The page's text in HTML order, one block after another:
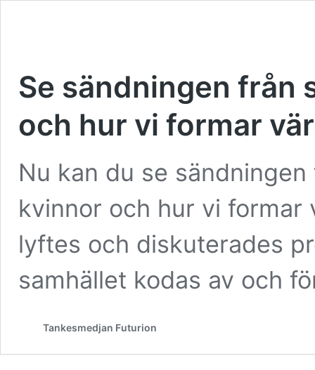
Se sändningen från
och hur vi formar
Nu kan du se
kvinnor och hur vi formar
lyftes och diskuterades
samhället kodas av och
Tankesmedjan Futurion